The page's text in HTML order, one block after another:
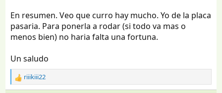
En resumen. Veo que curro hay mucho. Yo de la placa
pasaria. Para ponerla a rodar (si todo va mas o
menos bien) no haria falta una fortuna.
Un saludo
R
e
riiikiii22